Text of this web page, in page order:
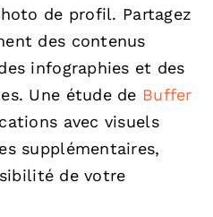
de profil. Partagez
des contenus
infographies et des
Une étude de Buffer
avec visuels
supplémentaires,
de votre